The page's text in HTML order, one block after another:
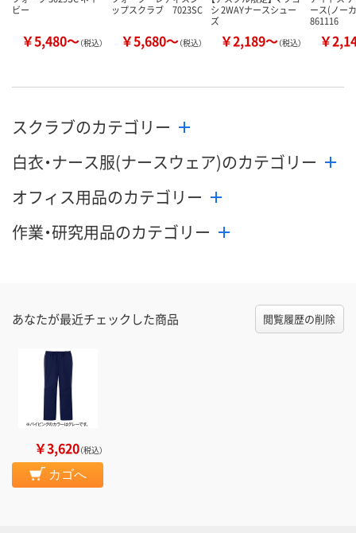
ビー
￥5,480～（税込）
ップスクラブ 7023SC
￥5,680～（税込）
シ 2WAYナースシュー
ズ
￥2,189～（税込）
ース(ノー
861116
￥
スクラブのカテゴリー
白衣・ナース服(ナースウェア)のカテゴリー
オフィス用品のカテゴリー
作業・研究用品のカテゴリー
あなたが最近チェックした商品 閲覧履歴の削除
￥3,620（税込）
カゴへ